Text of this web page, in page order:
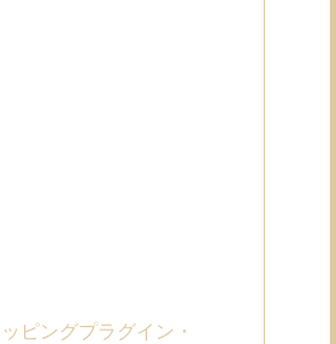
ピングプラグイン・